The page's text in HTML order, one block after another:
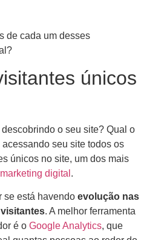
de cada um desses
únicos
o seu site? Qual o
seu site todos os
únicos no site, um dos mais
marketing digital .
se está havendo evolução nas
. A melhor ferramenta
é o Google Analytics, que